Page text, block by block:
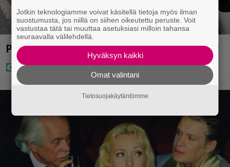
Paraisilla surullinen löytö – poliisi aloitti tutkinnat
Jotkin teknologiamme voivat käsitellä tietoja myös ilman
suostumusta, jos niillä on siihen oikeutettu peruste. Voit
vastustaa tätä tai muuttaa asetuksiasi milloin tahansa
seuraavalla välilehdellä.
Hyväksyn kaikki
Omat valintani
Tietosuojakäytäntömme